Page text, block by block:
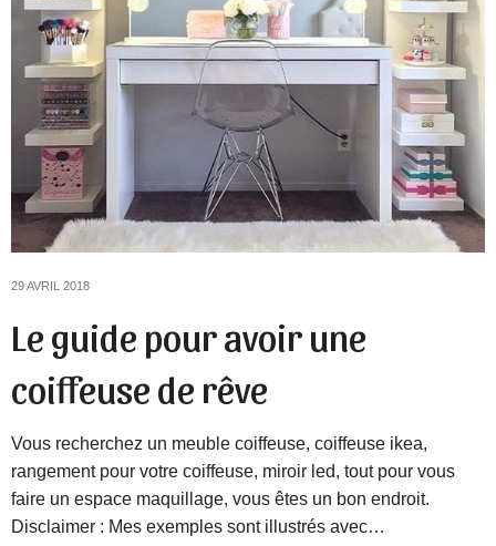
29 AVRIL 2018
Le guide pour avoir une
coiffeuse de rêve
Vous recherchez un meuble coiffeuse, coiffeuse ikea,
rangement pour votre coiffeuse, miroir led, tout pour vous
faire un espace maquillage, vous êtes un bon endroit.
Disclaimer : Mes exemples sont illustrés avec…